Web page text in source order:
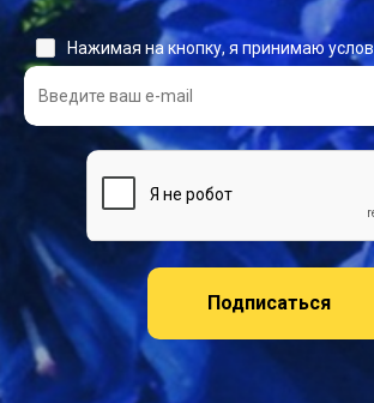
Подписаться
Нажимая на кнопку, я принимаю